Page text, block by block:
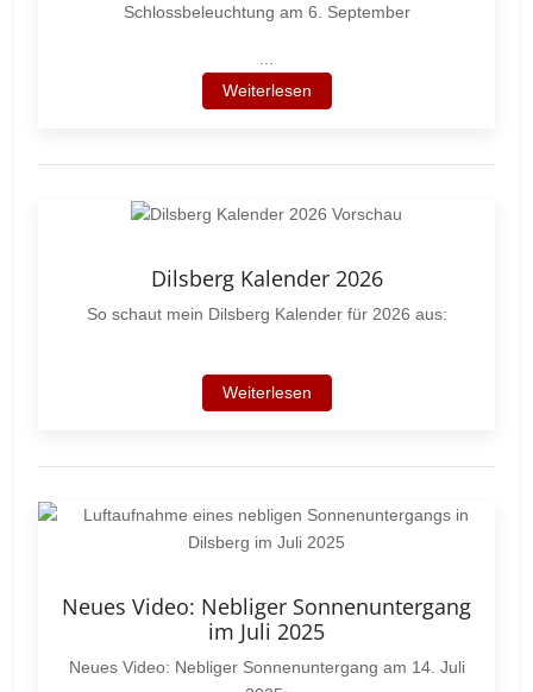
Schlossbeleuchtung am 6. September
Weiterlesen
Dilsberg Kalender 2026
So schaut mein Dilsberg Kalender für 2026 aus:
Weiterlesen
Neues Video: Nebliger Sonnenuntergang
im Juli 2025
Neues Video: Nebliger Sonnenuntergang am 14. Juli